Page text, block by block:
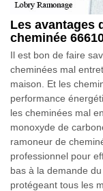
Les avantages
cheminée
Il est bon de faire
cheminées mal
maison. Et les
performance
les cheminées mal
monoxyde de
ramoneur de
professionnel pour
bas à la demande
protégeant tous les